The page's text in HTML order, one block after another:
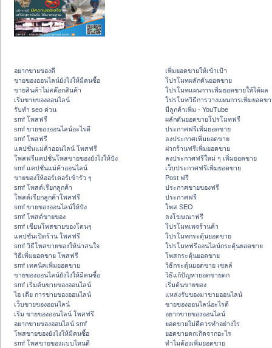
อยากขายของดี
ขายของออนไลน์ยังไงให้มีคนซื้อ
ขายสินค้าไม่สต๊อกสินค้า
เริ่มขายของออนไลน์
รับทำ seo ด่วน
smf โพสฟรี
smf ขายของออนไลน์อะไรดี
smf โพสฟรี
แคปชั่นแม่ค้าออนไลน์ โพสฟรี
โพสฟรีแคปชั่นโพสขายของยังไงให้ปัง
smf แคปชั่นแม่ค้าออนไลน์
ขายของให้ออร์เดอร์เข้ารัว ๆ
smf โพสต์เรียกลูกค้า
โพสต์เรียกลูกค้าโพสฟรี
smf ขายของออนไลน์ให้ปัง
smf โพสต์ขายของ
smf เขียนโพสขายของโดนๆ
แคปชั่นเปิดร้าน โพสฟรี
smf วิธีโพสขายของให้น่าสนใจ
วิธีเพิ่มยอดขาย โพสฟรี
smf เทคนิคเพิ่มยอดขาย
ขายของออนไลน์ยังไงให้มีคนซื้อ
smf เริ่มต้นขายของออนไลน์
ไอ เดีย การขายของออนไลน์
เว็บขายของออนไลน์
เริ่ม ขายของออนไลน์ โพสฟรี
อยากขายของออนไลน์ smf
โพสขายของยังไงให้มีคนซื้อ
smf โพสขายของแบบไหนดี
เพิ่มยอดขายให้เข้าเป้า
โปรโมทผลักดันยอดขาย
โปรโมทแผนการเพิ่มยอดขายให้ได้ผล
โปรโมทวิธีการวางแผนการเพิ่มยอดข
มีลูกค้าเพิ่ม - YouTube
ผลักดันยอดขายโปรโมทฟรี
ประกาศฟรีเพิ่มยอดขาย
ลงประกาศเพิ่มยอดขาย
ฝากร้านฟรีเพิ่มยอดขาย
ลงประกาศฟรีใหม่ ๆ เพิ่มยอดขาย
เว็บประกาศฟรีเพิ่มยอดขาย
Post ฟรี
ประกาศขายของฟรี
ประกาศฟรี
โพส SEO
ลงโฆษณาฟรี
โปรโมทเพจร้านค้า
โปรโมทกระตุ้นยอดขาย
โปรโมทฟรีออนไลน์กระตุ้นยอดขาย
โพสกระตุ้นยอดขาย
วิธีกระตุ้นยอดขาย เซลล์
วิธีแก้ปัญหายอดขายตก
เริ่มต้นขายของ
แหล่งรับของมาขายออนไลน์
ขายของออนไลน์อะไรดี
อยากขายของออนไลน์
ยอดขายไม่ดีควรทำอย่างไร
ยอดขายตกเกิดจากอะไร
ทำไมต้องเพิ่มยอดขาย